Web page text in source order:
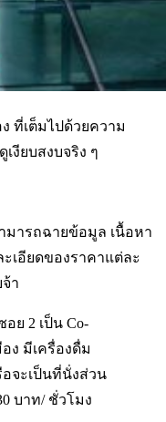
ที่เต็มไปด้วยความ
งียบสงบจริง ๆ
ารถฉายข้อมูล เนื้อหา
เอียดของราคาแต่ละ
า
ย 2 เป็น Co-
อง มีเครื่องดื่ม
จะเป็นที่นั่งส่วน
บาท/ ชั่วโมง